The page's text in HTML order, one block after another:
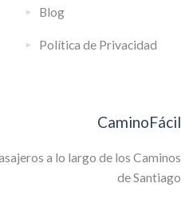
Blog
Política de Privacidad
CaminoFácil
a lo largo de los Caminos
de Santiago